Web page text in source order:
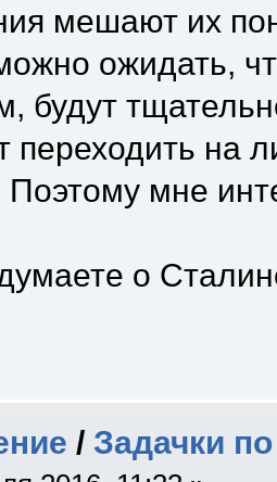
мешают их
ожидать,
будут
переходить на
Поэтому мне
о
/Задачки